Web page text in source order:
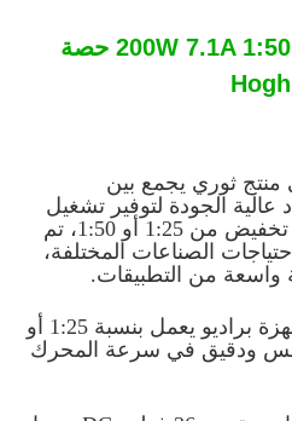
محركات بوابة السرعة 200W 7.1A 1:50 حصة
ثوري يجمع بين
عالية الجودة لتوفير تشغيل
فعال وموثوق به. مع نسبة تخفيض من 1:25 أو 1:50، تم
الصناعات المختلفة،
واسعة من التطبيقات.
محركات بوابة السرعة مجهزة براديو يعمل بنسبة 1:25 أو
سلس ودقيق في سرعة المحرك